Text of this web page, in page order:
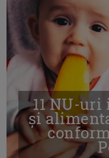
11 NU-
și